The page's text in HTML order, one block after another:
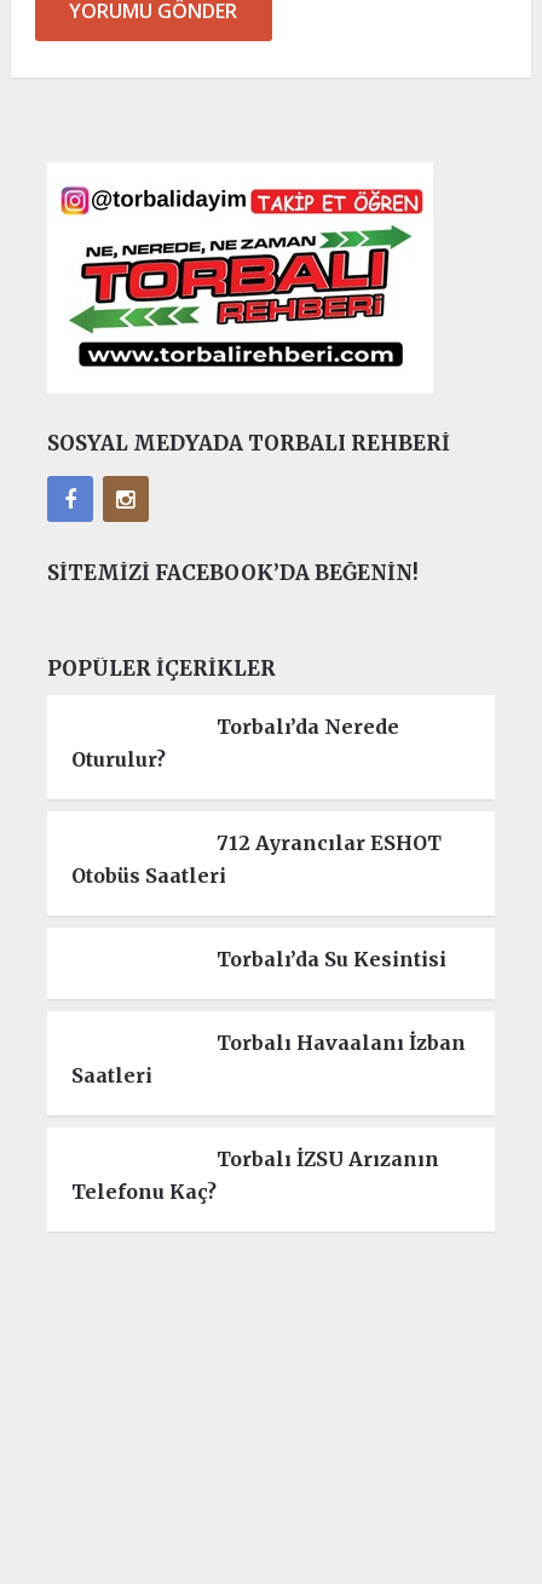
SOSYAL MEDYADA TORBALI REHBERI
SITEMIZI FACEBOOK’DA BEĞENIN!
POPÜLER İÇERIKLER
Torbalı’da Nerede
Oturulur?
712 Ayrancılar ESHOT
Otobüs Saatleri
Torbalı’da Su Kesintisi
Torbalı Havaalanı İzban
Saatleri
Torbalı İZSU Arızanın
Telefonu Kaç?